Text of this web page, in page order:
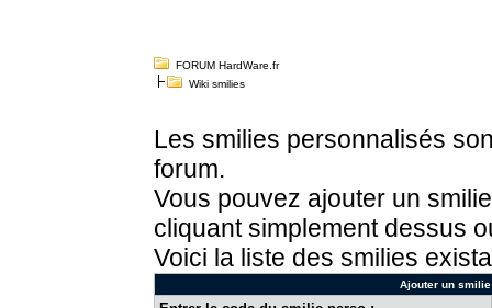
FORUM HardWare.fr
Wiki smilies
Les smilies personnalisés
forum.
Vous pouvez ajouter un
cliquant simplement dessus
Voici la liste des smilies
Ajouter un